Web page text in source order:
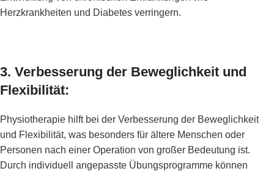
Herzkrankheiten und Diabetes verringern.
3. Verbesserung der Beweglichkeit und
Flexibilität:
Physiotherapie hilft bei der Verbesserung der Beweglichkeit
und Flexibilität, was besonders für ältere Menschen oder
Personen nach einer Operation von großer Bedeutung ist.
Durch individuell angepasste Übungsprogramme können